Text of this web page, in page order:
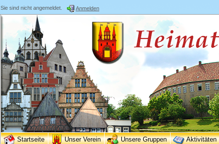
Sie sind nicht angemeldet. Anmelden
Startseite Unser Verein Unsere Gruppen Aktivitäten